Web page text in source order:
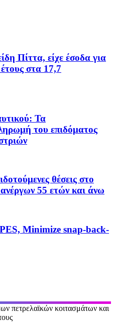
Πίττα, είχε έσοδα για
στα 17,7
Τα
του επιδόματος
θέσεις στο
55 ετών και άνω
Minimize snap-back-
πετρελαϊκών κοιτασμάτων και